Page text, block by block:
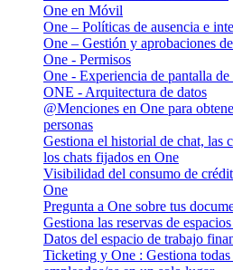
One en Móvil
One – Políticas de ausencia e
One – Gestión y aprobaciones
One - Permisos
One - Experiencia de pantalla
ONE - Arquitectura de datos
@Menciones en One para
personas
Gestiona el historial de chat, las
los chats fijados en One
Visibilidad del consumo de
One
Pregunta a One sobre tus
Gestiona las reservas de
Datos del espacio de trabajo
Ticketing y One : Gestiona